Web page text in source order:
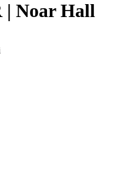
| Noar Hall